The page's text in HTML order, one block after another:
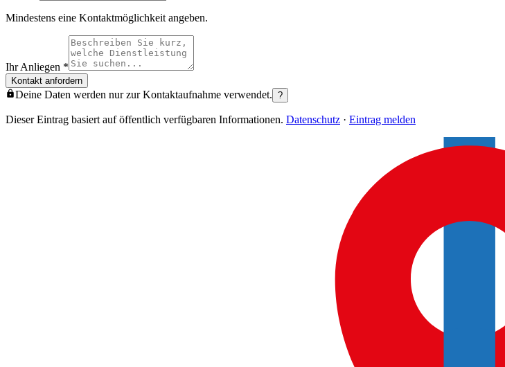
Mindestens eine Kontaktmöglichkeit angeben.
Ihr Anliegen *
Kontakt anfordern
Deine Daten werden nur zur Kontaktaufnahme verwendet. ?
Dieser Eintrag basiert auf öffentlich verfügbaren Informationen. Datenschutz · Eintrag melden